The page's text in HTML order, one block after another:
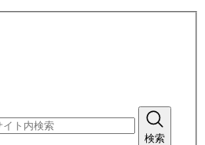
検索